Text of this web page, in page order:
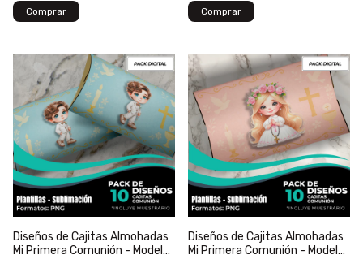
Diseños de Cajitas Almohadas
Mi Primera Comunión - Modelo
Diseños de Cajitas Almohadas
Mi Primera Comunión - Modelo